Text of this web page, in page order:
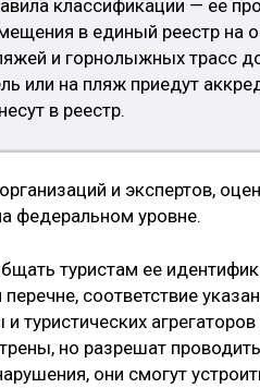
классификации — ее
в единый реестр на
и горнолыжных трасс
или на пляж приедут
в реестр.
и экспертов,
федеральном уровне.
туристам ее
соответствие
туристических
но разрешат
они смогут